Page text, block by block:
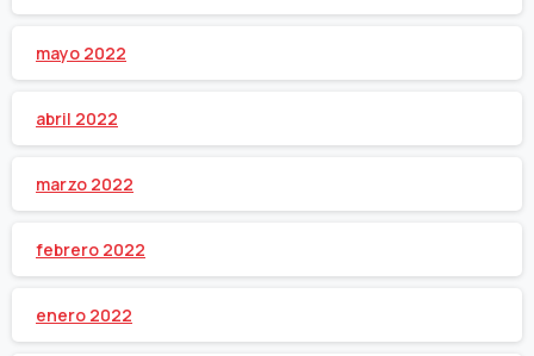
mayo 2022
abril 2022
marzo 2022
febrero 2022
enero 2022